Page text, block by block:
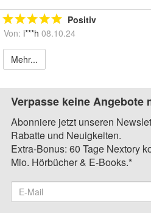
Positiv
Von: i***h 08.10.24
Mehr...
Verpasse keine Angebote
Abonniere jetzt unseren
Rabatte und Neuigkeiten.
Extra-Bonus: 60 Tage Nextory
Mio. Hörbücher & E-Books.*